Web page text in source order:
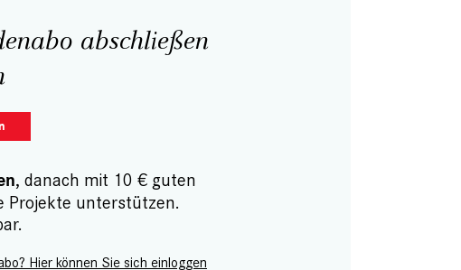
abschließen
, danach mit 10 € guten
Projekte unterstützen.
Hier können Sie sich einloggen